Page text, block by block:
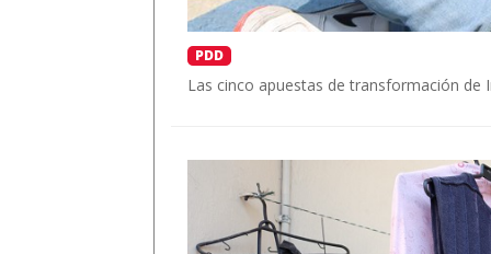
PDD
Las cinco apuestas de transformación de